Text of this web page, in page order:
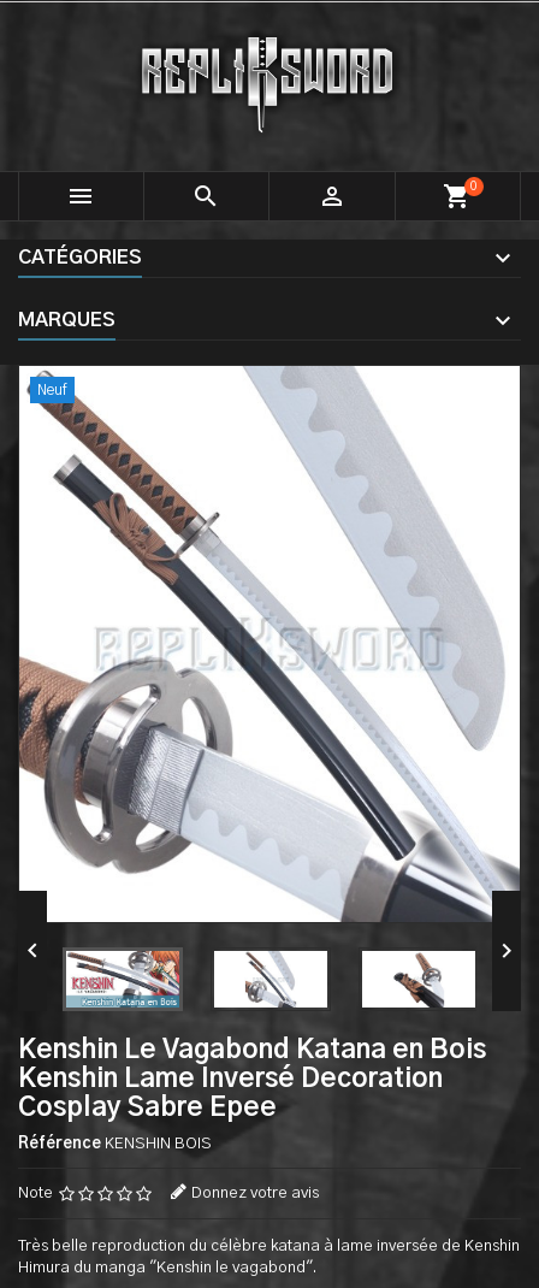
   shopping_cart0
CATÉGORIES
MARQUES
Neuf
 
Kenshin Le Vagabond Katana en Bois
Kenshin Lame Inversé Decoration
Cosplay Sabre Epee
Référence KENSHIN BOIS
Note Donnez votre avis
Très belle reproduction du célèbre katana à lame inversée de Kenshin
Himura du manga "Kenshin le vagabond".